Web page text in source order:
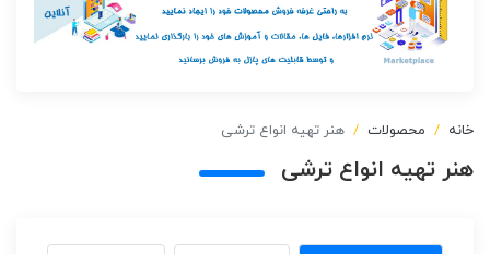
خانه محصولات هنر تهیه انواع ترشی
هنر تهیه انواع ترشی